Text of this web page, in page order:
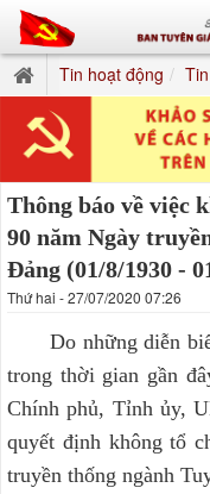
Tin hoạt động
Thông báo về việc
90 năm Ngày
Đảng (01/8/1930 -
Thứ hai - 27/07/2020 07:26
Do những diễn
trong thời gian gần
Chính phủ, Tỉnh ủy,
quyết định không tổ
truyền thống ngành